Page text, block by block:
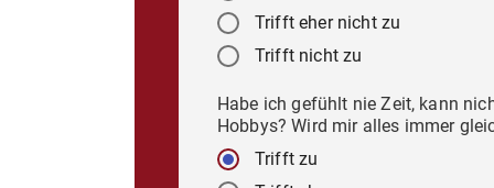
Trifft eher nicht zu
Trifft nicht zu
Habe ich gefühlt nie Zeit, kann
Hobbys? Wird mir alles immer
Trifft zu